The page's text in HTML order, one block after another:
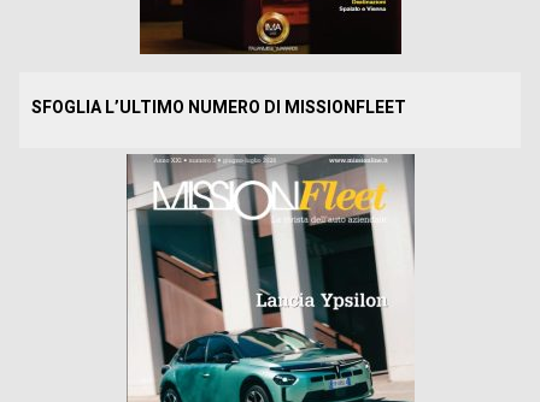
SFOGLIA L’ULTIMO NUMERO DI MISSIONFLEET